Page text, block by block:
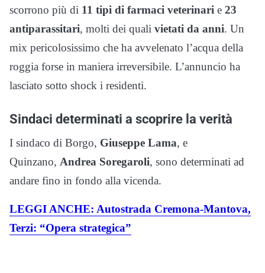
scorrono più di 11 tipi di farmaci veterinari e 23
antiparassitari, molti dei quali vietati da anni. Un
mix pericolosissimo che ha avvelenato l’acqua della
roggia forse in maniera irreversibile. L’annuncio ha
lasciato sotto shock i residenti.
Sindaci determinati a scoprire la verità
I sindaco di Borgo, Giuseppe Lama, e
Quinzano, Andrea Soregaroli, sono determinati ad
andare fino in fondo alla vicenda.
LEGGI ANCHE: Autostrada Cremona-Mantova,
Terzi: “Opera strategica”